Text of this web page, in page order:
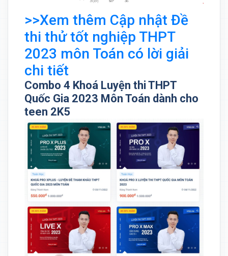
>>Xem thêm Cập nhật Đề
thi thử tốt nghiệp THPT
2023 môn Toán có lời giải
chi tiết
Combo 4 Khoá Luyện thi THPT
Quốc Gia 2023 Môn Toán dành cho
teen 2K5